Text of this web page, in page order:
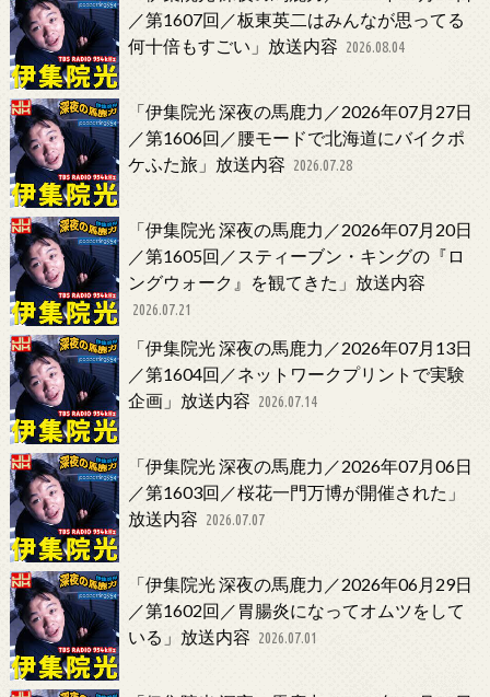
／第1607回／板東英二はみんなが思ってる
何十倍もすごい」放送内容 2026.08.04
「伊集院光 深夜の馬鹿力／2026年07月27日
／第1606回／腰モードで北海道にバイクポ
ケふた旅」放送内容 2026.07.28
「伊集院光 深夜の馬鹿力／2026年07月20日
／第1605回／スティーブン・キングの『ロ
ングウォーク』を観てきた」放送内容
2026.07.21
「伊集院光 深夜の馬鹿力／2026年07月13日
／第1604回／ネットワークプリントで実験
企画」放送内容 2026.07.14
「伊集院光 深夜の馬鹿力／2026年07月06日
／第1603回／桜花一門万博が開催された」
放送内容 2026.07.07
「伊集院光 深夜の馬鹿力／2026年06月29日
／第1602回／胃腸炎になってオムツをして
いる」放送内容 2026.07.01